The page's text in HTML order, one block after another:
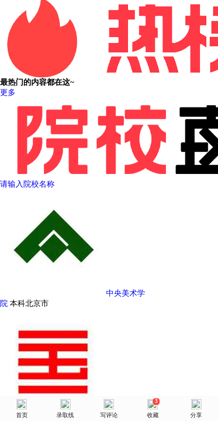
首页
美术网
选择省份 院校库 消息 我的
最热门的内容都在这~
更多
请输入院校名称
中央美术学
院 本科北京市
中国美术学
首页 录取线 写评论
3
收藏 分享